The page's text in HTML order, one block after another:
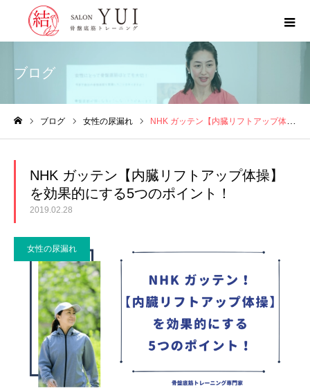
ブログ
ブログ 女性の尿漏れ NHK ガッテン【内臓リフトアップ体操】を効果的にする5つのポイント！
NHK ガッテン【内臓リフトアップ体操】
を効果的にする5つのポイント！
2019.02.28
女性の尿漏れ